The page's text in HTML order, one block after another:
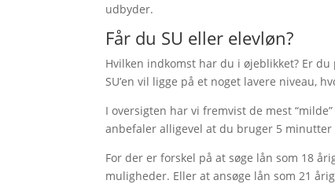
udbyder.
Får du SU eller elevløn?
Hvilken indkomst har du i øjeblikket? Er
SU’en vil ligge på et noget lavere niveau,
I oversigten har vi fremvist de mest
anbefaler alligevel at du bruger 5
For der er forskel på at søge lån som 18
muligheder. Eller at ansøge lån som 21